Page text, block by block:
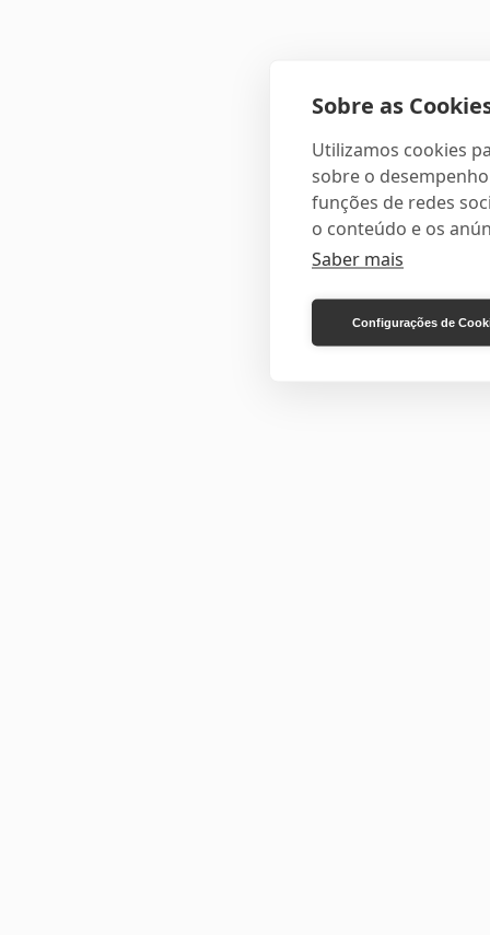
Sobre as
Utilizamos cookies
sobre o
funções de redes
o conteúdo e os
Saber mais
Configurações de